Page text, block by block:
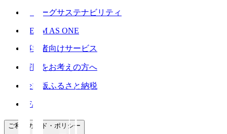
Ｊリーグサステナビリティ
TEAM AS ONE
事業者向けサービス
寄附をお考えの方へ
企業版ふるさと納税
JFA
ご利用ガイド・ポリシー